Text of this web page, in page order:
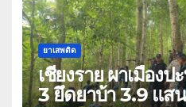
ยาเสพติด
เชียงราย ผาเมืองป
3 ยึดยาบ้า 3.9 แส